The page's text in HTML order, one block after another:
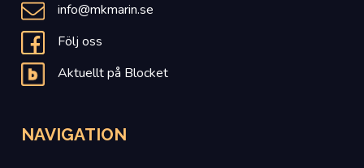
info@mkmarin.se
Följ oss
Aktuellt på Blocket
NAVIGATION